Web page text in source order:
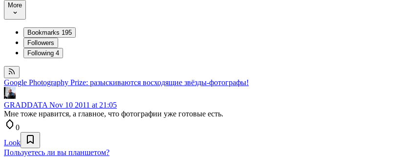
More
Bookmarks 195
Followers
Following 4
Google Photography Prize: разыскиваются восходящие звёзды-фотографы!
GRADDATA Nov 10 2011 at 21:05
Мне тоже нравится, а главное, что фотографии уже готовые есть.
0
Look
Пользуетесь ли вы планшетом?